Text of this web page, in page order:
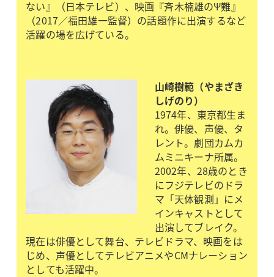
ない』（日本テレビ）、映画『斉木楠雄のΨ難』
（2017／福田雄一監督）の話題作に出演するなど
活躍の場を広げている。
山崎樹範（やまざき
しげのり）
1974年、東京都生ま
れ。俳優、声優、タ
レント。劇団カムカ
ムミニキーナ所属。
2002年、28歳のとき
にフジテレビのドラ
マ「天体観測」にメ
インキャストとして
出演してブレイク。
現在は俳優として舞台、テレビドラマ、映画をは
じめ、声優としてテレビアニメやCMナレーション
としても活躍中。